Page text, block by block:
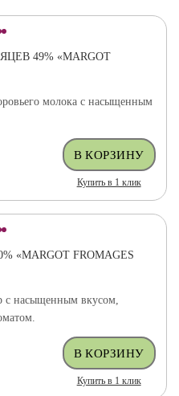
49% «MARGOT
молока с насыщенным
Купить в 1 клик
FROMAGES
насыщенным вкусом,
Купить в 1 клик